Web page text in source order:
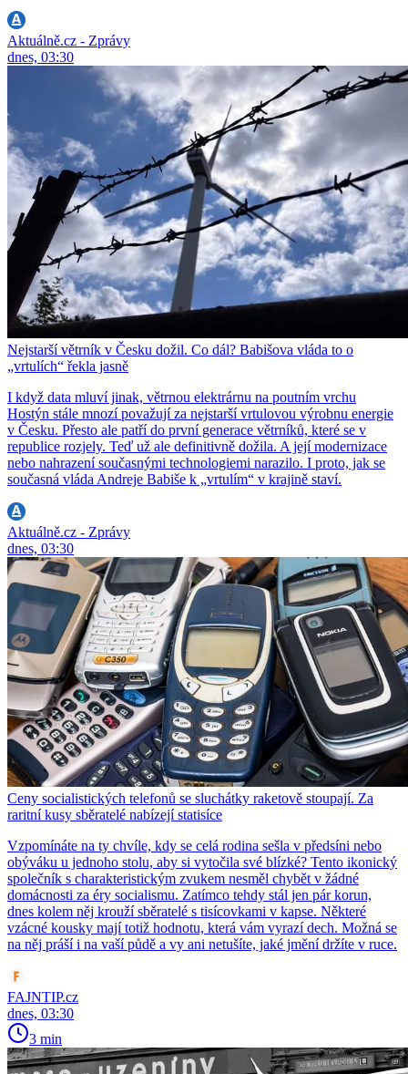
Aktuálně.cz - Zprávy
dnes, 03:30
Nejstarší větrník v Česku dožil. Co dál? Babišova vláda to o
„vrtulích“ řekla jasně
I když data mluví jinak, větrnou elektrárnu na poutním vrchu
Hostýn stále mnozí považují za nejstarší vrtulovou výrobnu energie
v Česku. Přesto ale patří do první generace větrníků, které se v
republice rozjely. Teď už ale definitivně dožila. A její modernizace
nebo nahrazení současnými technologiemi narazilo. I proto, jak se
současná vláda Andreje Babiše k „vrtulím“ v krajině staví.
Aktuálně.cz - Zprávy
dnes, 03:30
Ceny socialistických telefonů se sluchátky raketově stoupají. Za
raritní kusy sběratelé nabízejí statisíce
Vzpomínáte na ty chvíle, kdy se celá rodina sešla v předsíni nebo
obýváku u jednoho stolu, aby si vytočila své blízké? Tento ikonický
společník s charakteristickým zvukem nesměl chybět v žádné
domácnosti za éry socialismu. Zatímco tehdy stál jen pár korun,
dnes kolem něj krouží sběratelé s tisícovkami v kapse. Některé
vzácné kousky mají totiž hodnotu, která vám vyrazí dech. Možná se
na něj práší i na vaší půdě a vy ani netušíte, jaké jmění držíte v ruce.
FAJNTIP.cz
dnes, 03:30
3 min